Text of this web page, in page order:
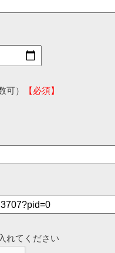
可）
【必須】
れてください